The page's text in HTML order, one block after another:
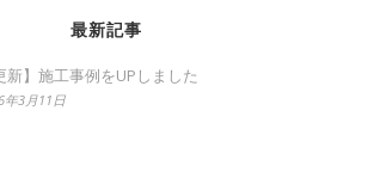
最新記事
新】施工事例をUPしました
年3月11日